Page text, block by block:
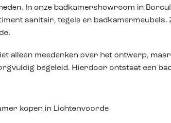
In onze badkamershowroom in
sanitair, tegels en
alleen meedenken over het ontwerp,
begeleid. Hierdoor ontstaat een